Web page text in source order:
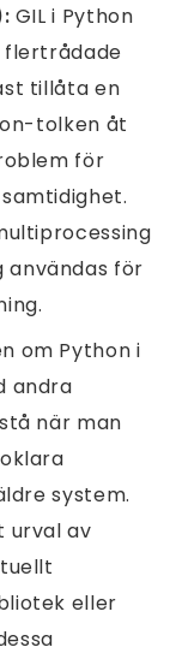
GIL i Python
flertrådade
tillåta en
tolken åt
för
användas för
om Python i
andra
när man
system.
urval av
eller